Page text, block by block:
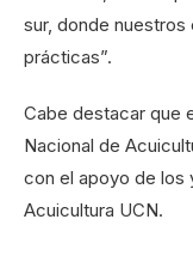
sur, donde nuestros
prácticas”.
Cabe destacar que
Nacional de
con el apoyo de los
Acuicultura UCN.